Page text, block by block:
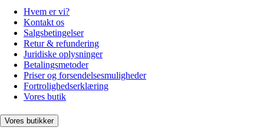
Hvem er vi?
Kontakt os
Salgsbetingelser
Retur & refundering
Juridiske oplysninger
Betalingsmetoder
Priser og forsendelsesmuligheder
Fortrolighedserklæring
Vores butik
Vores butikker